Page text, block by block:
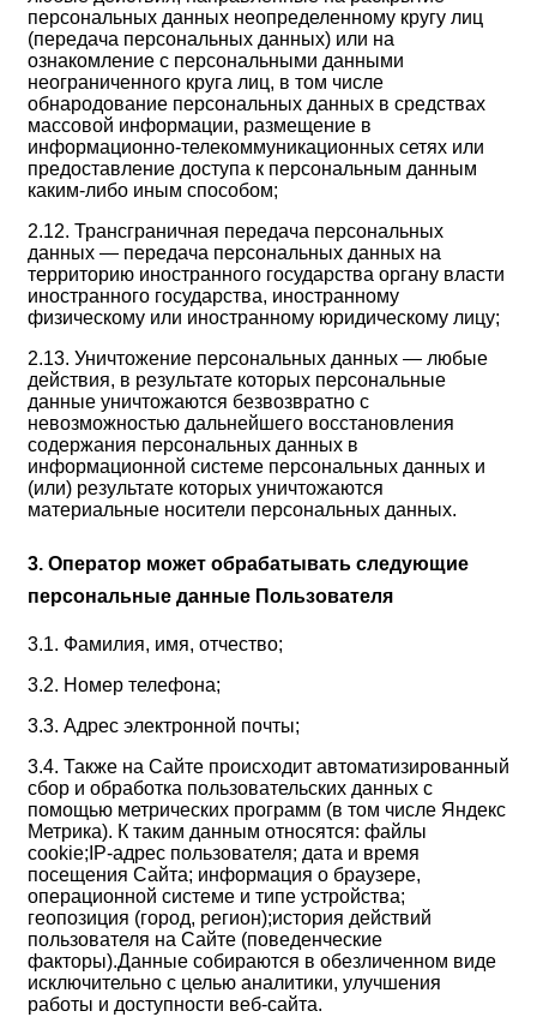
персональных данных неопределенному кругу лиц
(передача персональных данных) или на
ознакомление с персональными данными
неограниченного круга лиц, в том числе
обнародование персональных данных в средствах
массовой информации, размещение в
информационно-телекоммуникационных сетях или
предоставление доступа к персональным данным
каким-либо иным способом;
2.12. Трансграничная передача персональных
данных — передача персональных данных на
территорию иностранного государства органу власти
иностранного государства, иностранному
физическому или иностранному юридическому лицу;
2.13. Уничтожение персональных данных — любые
действия, в результате которых персональные
данные уничтожаются безвозвратно с
невозможностью дальнейшего восстановления
содержания персональных данных в
информационной системе персональных данных и
(или) результате которых уничтожаются
материальные носители персональных данных.
3. Оператор может обрабатывать следующие
персональные данные Пользователя
3.1. Фамилия, имя, отчество;
3.2. Номер телефона;
3.3. Адрес электронной почты;
3.4. Также на Сайте происходит автоматизированный
сбор и обработка пользовательских данных с
помощью метрических программ (в том числе Яндекс
Метрика). К таким данным относятся: файлы
cookie;IP-адрес пользователя; дата и время
посещения Сайта; информация о браузере,
операционной системе и типе устройства;
геопозиция (город, регион);история действий
пользователя на Сайте (поведенческие
факторы).Данные собираются в обезличенном виде
исключительно с целью аналитики, улучшения
работы и доступности веб-сайта.